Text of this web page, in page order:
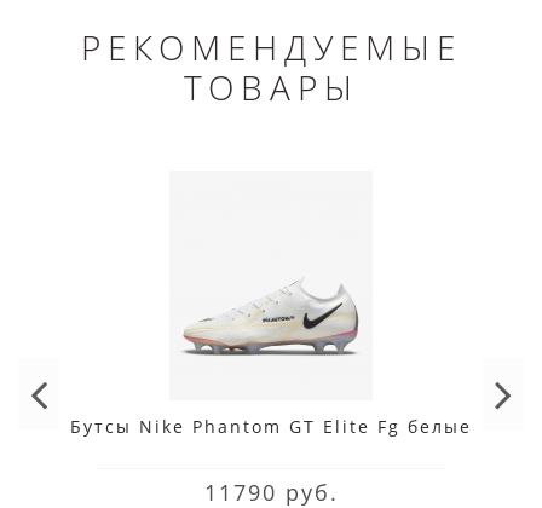
РЕКОМЕНДУЕМЫЕ
ТОВАРЫ
Бутсы Nike Phantom GT Elite Fg белые
11790 руб.